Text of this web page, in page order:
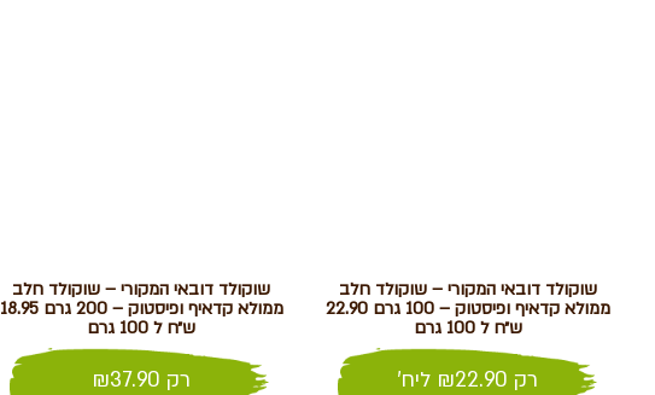
שוקולד דובאי המקורי – שוקולד חלב
ממולא קדאיף ופיסטוק – 100 גרם 22.90
ש״ח ל 100 גרם
רק ₪22.90 ליח'
שוקולד דובאי המקורי – שוקולד חלב
ממולא קדאיף ופיסטוק – 200 גרם 18.95
ש״ח ל 100 גרם
רק ₪37.90